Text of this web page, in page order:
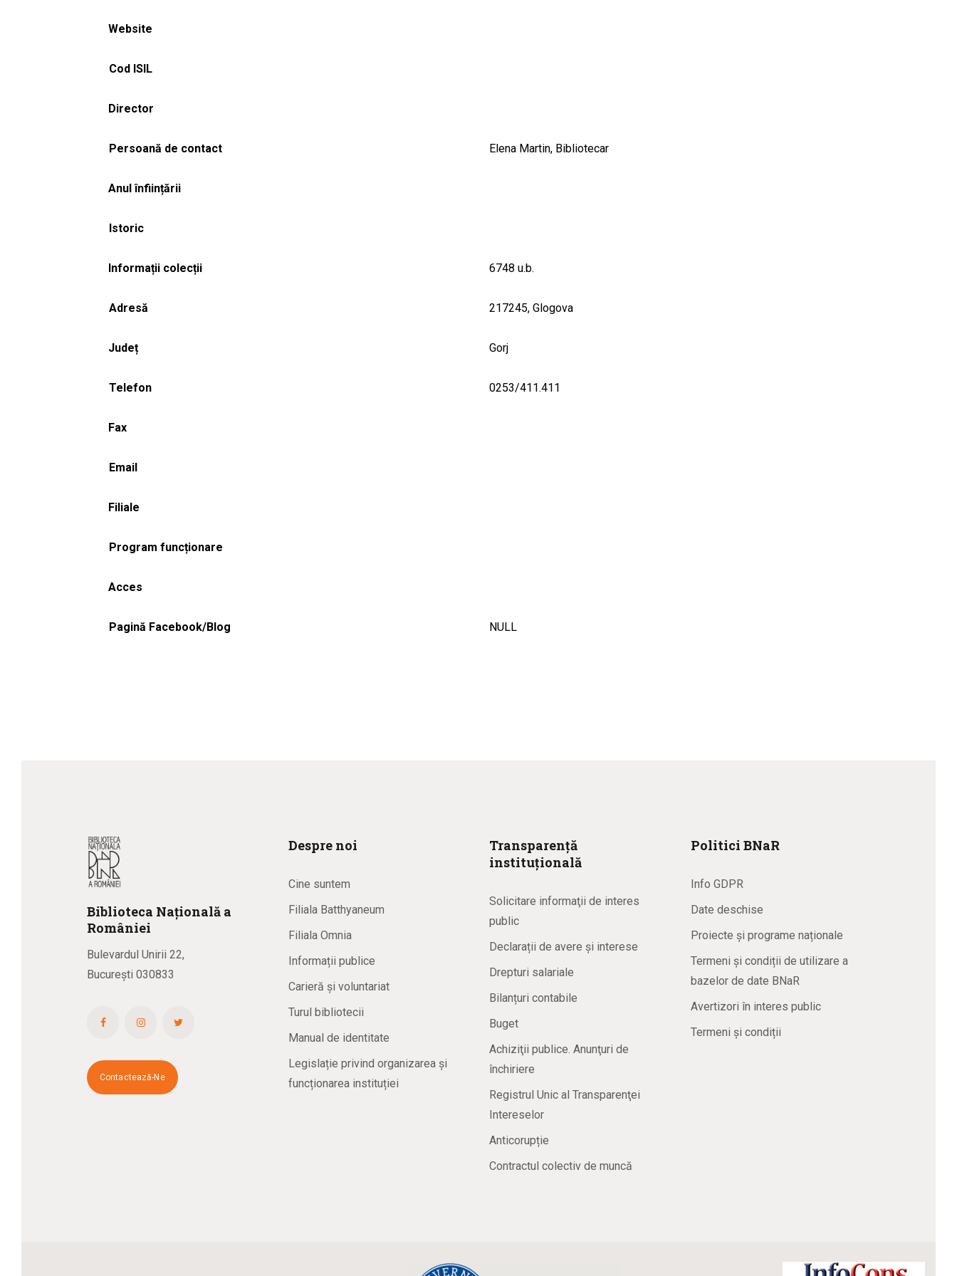
Website
Cod ISIL
Director
Persoană de contact Elena Martin, Bibliotecar
Anul înființării
Istoric
Informații colecții 6748 u.b.
Adresă 217245, Glogova
Județ Gorj
Telefon 0253/411.411
Fax
Email
Filiale
Program funcționare
Acces
Pagină Facebook/Blog NULL
Biblioteca Națională a
României
Bulevardul Unirii 22,
București 030833
Contactează-Ne
Despre noi
Cine suntem
Filiala Batthyaneum
Filiala Omnia
Informații publice
Carieră și voluntariat
Turul bibliotecii
Manual de identitate
Legislație privind organizarea și
funcționarea instituției
Transparență
instituțională
Solicitare informaţii de interes
public
Declarații de avere și interese
Drepturi salariale
Bilanțuri contabile
Buget
Achiziţii publice. Anunţuri de
închiriere
Registrul Unic al Transparenţei
Intereselor
Anticorupție
Contractul colectiv de muncă
Politici BNaR
Info GDPR
Date deschise
Proiecte și programe naționale
Termeni și condiții de utilizare a
bazelor de date BNaR
Avertizori în interes public
Termeni și condiții